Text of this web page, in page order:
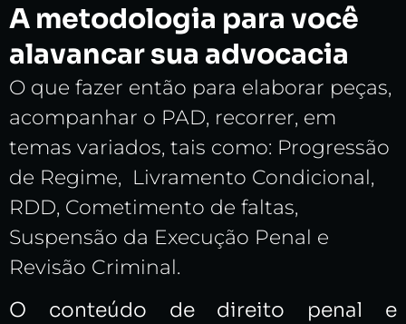
A metodologia para você
alavancar sua advocacia
O que fazer então para elaborar peças,
acompanhar o PAD, recorrer, em
temas variados, tais como: Progressão
de Regime, Livramento Condicional,
RDD, Cometimento de faltas,
Suspensão da Execução Penal e
Revisão Criminal.
O conteúdo de direito penal e